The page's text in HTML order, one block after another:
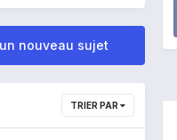
nouveau sujet
TRIER PAR